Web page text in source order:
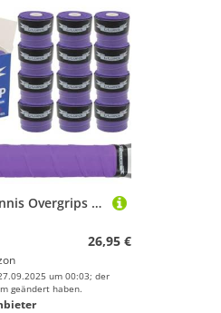
G-Lueck 27x Tennis Overgrips Talent Grip Griffband | 0,50-0,60mm Stärke | Für Squash Badminton Schläger & Golf inkl. Selbstklebendem Abschlußband | sehr griffig (Violett)
26,95 €
um 00:03; der
geändert haben.